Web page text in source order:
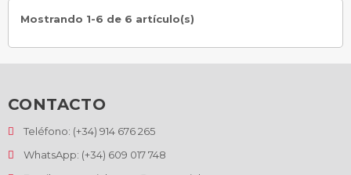
Mostrando 1-6 de 6 artículo(s)
CONTACTO
Teléfono: (+34) 914 676 265
WhatsApp: (+34) 609 017 748